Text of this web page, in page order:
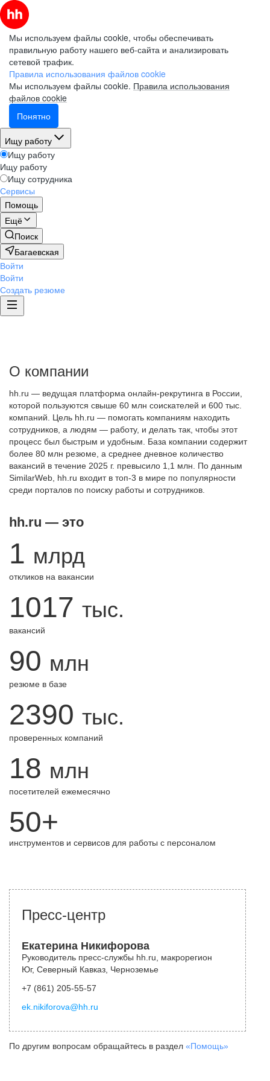
Мы используем файлы cookie, чтобы обеспечивать
правильную работу нашего веб-сайта и анализировать
сетевой трафик.
Правила использования файлов cookie
Мы используем файлы cookie. Правила использования
файлов cookie
Понятно
Ищу работу
Ищу работу
Ищу работу
Ищу сотрудника
Сервисы
Помощь
Ещё
Поиск
Багаевская
Войти
Войти
Создать резюме
О компании
hh.ru — ведущая платформа онлайн-рекрутинга в России,
которой пользуются свыше 60 млн соискателей и 600 тыс.
компаний. Цель hh.ru — помогать компаниям находить
сотрудников, а людям — работу, и делать так, чтобы этот
процесс был быстрым и удобным. База компании содержит
более 80 млн резюме, а среднее дневное количество
вакансий в течение 2025 г. превысило 1,1 млн. По данным
SimilarWeb, hh.ru входит в топ-3 в мире по популярности
среди порталов по поиску работы и сотрудников.
hh.ru — это
1 млрд
откликов на вакансии
1017 тыс.
вакансий
90 млн
резюме в базе
2390 тыс.
проверенных компаний
18 млн
посетителей ежемесячно
50+
инструментов и сервисов для работы с персоналом
Пресс-центр
Екатерина Никифорова
Руководитель пресс-службы hh.ru, макрорегион
Юг, Северный Кавказ, Черноземье
+7 (861) 205-55-57
ek.nikiforova@hh.ru
По другим вопросам обращайтесь в раздел «Помощь»